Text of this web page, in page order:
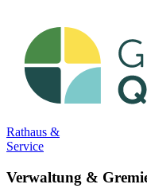
Rathaus &
Service
Verwaltung &